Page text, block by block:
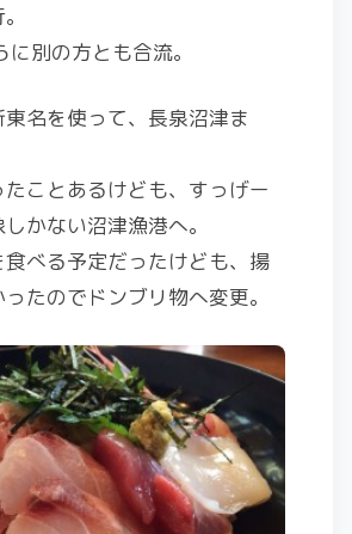
別の方とも合流。
名を使って、長泉沼津ま
ことあるけども、すっげー
かない沼津漁港へ。
べる予定だったけども、揚
たのでドンブリ物へ変更。